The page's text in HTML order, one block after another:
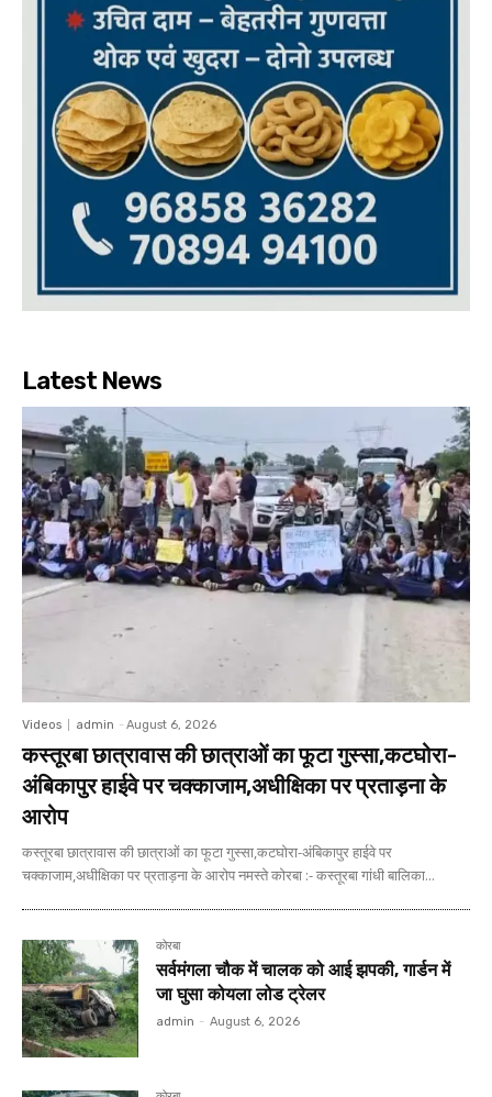
Latest News
Videos admin - August 6, 2026
कस्तूरबा छात्रावास की छात्राओं का फूटा गुस्सा,कटघोरा-
अंबिकापुर हाईवे पर चक्काजाम,अधीक्षिका पर प्रताड़ना के
आरोप
कस्तूरबा छात्रावास की छात्राओं का फूटा गुस्सा,कटघोरा-अंबिकापुर हाईवे पर
चक्काजाम,अधीक्षिका पर प्रताड़ना के आरोप नमस्ते कोरबा :- कस्तूरबा गांधी बालिका...
कोरबा
सर्वमंगला चौक में चालक को आई झपकी, गार्डन में
जा घुसा कोयला लोड ट्रेलर
admin - August 6, 2026